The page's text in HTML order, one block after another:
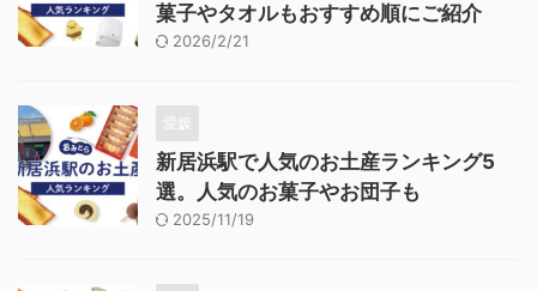
菓子やタオルもおすすめ順にご紹介
2026/2/21
愛媛
新居浜駅で人気のお土産ランキング5
選。人気のお菓子やお団子も
2025/11/19